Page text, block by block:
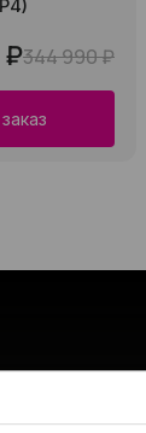
₽344 990 ₽